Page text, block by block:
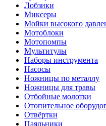
Лобзики
Миксеры
Мойки высокого
Мотоблоки
Мотопомпы
Мультитулы
Наборы инструмента
Насосы
Ножницы по металлу
Ножницы для травы
Отбойные молотки
Отопительное
Отвёртки
Паяльники